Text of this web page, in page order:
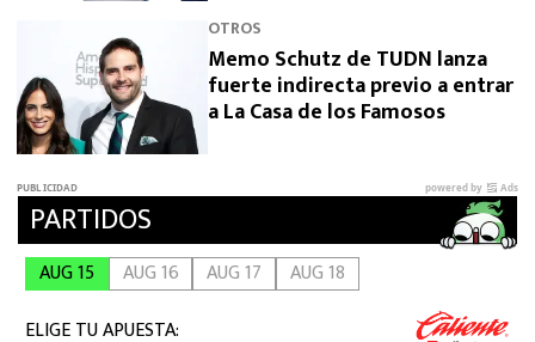
OTROS
Memo Schutz de TUDN lanza
fuerte indirecta previo a entrar
a La Casa de los Famosos